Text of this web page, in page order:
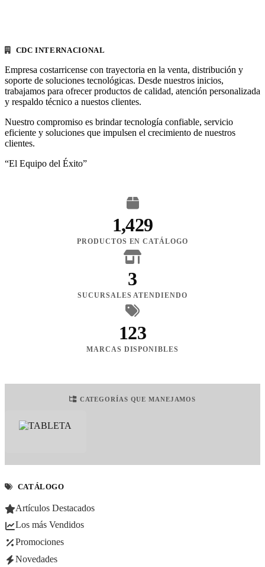
CDC INTERNACIONAL
Empresa costarricense con trayectoria en la venta, distribución y
soporte de soluciones tecnológicas. Desde nuestros inicios,
trabajamos para ofrecer productos de calidad, atención personalizada
y respaldo técnico a nuestos clientes.
Nuestro compromiso es brindar tecnología confiable, servicio
eficiente y soluciones que impulsen el crecimiento de nuestros
clientes.
“El Equipo del Éxito”
1,429
PRODUCTOS EN CATÁLOGO
3
SUCURSALES ATENDIENDO
123
MARCAS DISPONIBLES
CATEGORÍAS QUE MANEJAMOS
CATÁLOGO
Artículos Destacados
Los más Vendidos
Promociones
Novedades